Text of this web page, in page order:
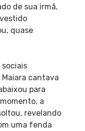
de sua irmã,
quase
cantava
para
a
revelando
uma fenda